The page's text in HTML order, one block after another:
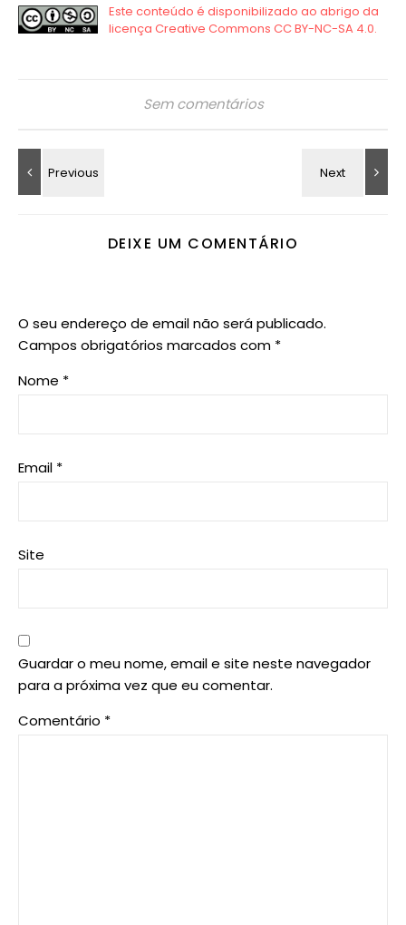
Sem comentários
DEIXE UM COMENTÁRIO
O seu endereço de email não será publicado.
Campos obrigatórios marcados com *
Nome *
Email *
Site
Guardar o meu nome, email e site neste navegador
para a próxima vez que eu comentar.
Comentário *